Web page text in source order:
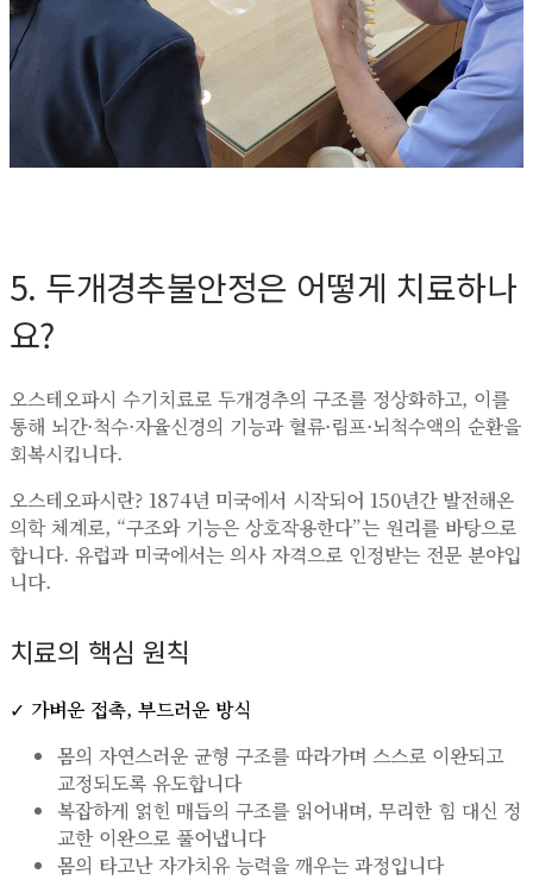
5. 두개경추불안정은 어떻게 치료하나
요?
오스테오파시 수기치료로 두개경추의 구조를 정상화하고, 이를
통해 뇌간·척수·자율신경의 기능과 혈류·림프·뇌척수액의 순환을
회복시킵니다.
오스테오파시란? 1874년 미국에서 시작되어 150년간 발전해온
의학 체계로, “구조와 기능은 상호작용한다”는 원리를 바탕으로
합니다. 유럽과 미국에서는 의사 자격으로 인정받는 전문 분야입
니다.
치료의 핵심 원칙
✓ 가벼운 접촉, 부드러운 방식
몸의 자연스러운 균형 구조를 따라가며 스스로 이완되고
교정되도록 유도합니다
복잡하게 얽힌 매듭의 구조를 읽어내며, 무리한 힘 대신 정
교한 이완으로 풀어냅니다
몸의 타고난 자가치유 능력을 깨우는 과정입니다